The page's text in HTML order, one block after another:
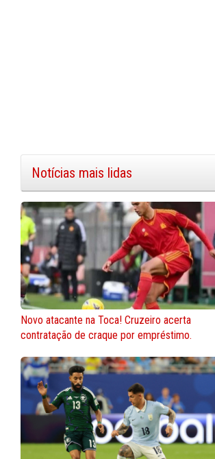
Notícias mais lidas
Novo atacante na Toca! Cruzeiro acerta
contratação de craque por empréstimo.